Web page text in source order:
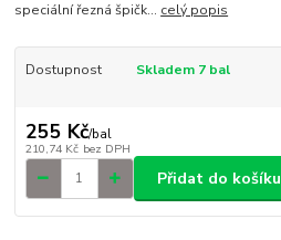
speciální řezná špičk... celý popis
Dostupnost Skladem 7 bal
255 Kč/bal
210,74 Kč bez DPH
Přidat do košíku